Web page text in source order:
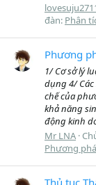
đàn: Phân
Phương
1/ Cơ sở lý
dụng 4/
chế của
khả năng
động kinh
Mr LNA
Phương